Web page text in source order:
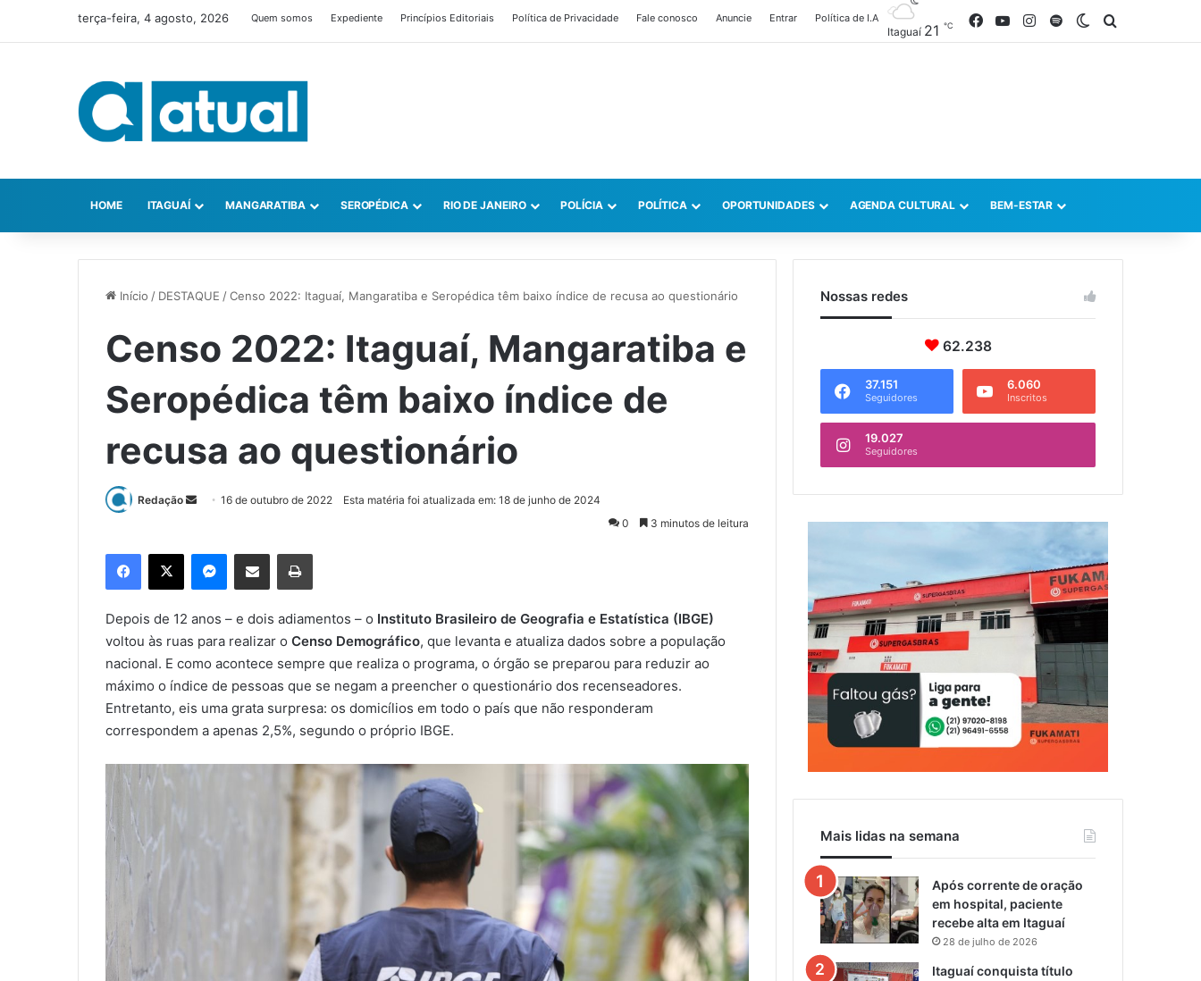
terça-feira, 4 agosto, 2026 Quem somos Expediente Princípios Editoriais Política de Privacidade Fale conosco Anuncie Entrar Política de I.A
Itaguaí 21 ℃ FacebookYouTubeInstagram
SpotifySwitch skin
HOME ITAGUAÍ MANGARATIBA SEROPÉDICA RIO DE JANEIRO POLÍCIA POLÍTICA OPORTUNIDADES AGENDA CULTURAL BEM-ESTAR
Início / DESTAQUE /Censo 2022: Itaguaí, Mangaratiba e Seropédica têm baixo índice de recusa ao questionário
Censo 2022: Itaguaí, Mangaratiba e
Seropédica têm baixo índice de
recusa ao questionário
Redação
e
-
m
a
i
16 de outubro de 2022
Esta matéria foi atualizada em: 18 de junho de 2024
0
3 minutos de leitura
Depois de 12 anos – e dois adiamentos – o Instituto Brasileiro de Geografia e Estatística (IBGE)
voltou às ruas para realizar o Censo Demográfico, que levanta e atualiza dados sobre a população
nacional. E como acontece sempre que realiza o programa, o órgão se preparou para reduzir ao
máximo o índice de pessoas que se negam a preencher o questionário dos recenseadores.
Entretanto, eis uma grata surpresa: os domicílios em todo o país que não responderam
correspondem a apenas 2,5%, segundo o próprio IBGE.
Nossas redes
62.238
37.151
Seguidores
6.060
Inscritos
19.027
Seguidores
Mais lidas na semana
Após corrente de oração
em hospital, paciente
recebe alta em Itaguaí
28 de julho de 2026
Itaguaí conquista título